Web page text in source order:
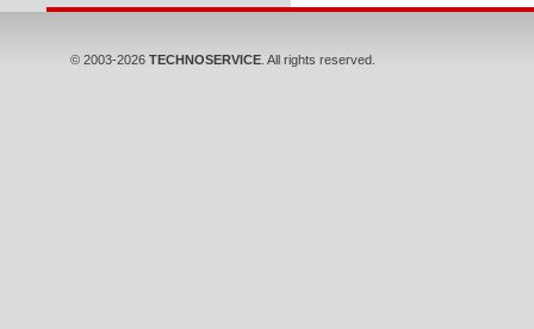
© 2003-2026 TECHNOSERVICE. All rights reserved.